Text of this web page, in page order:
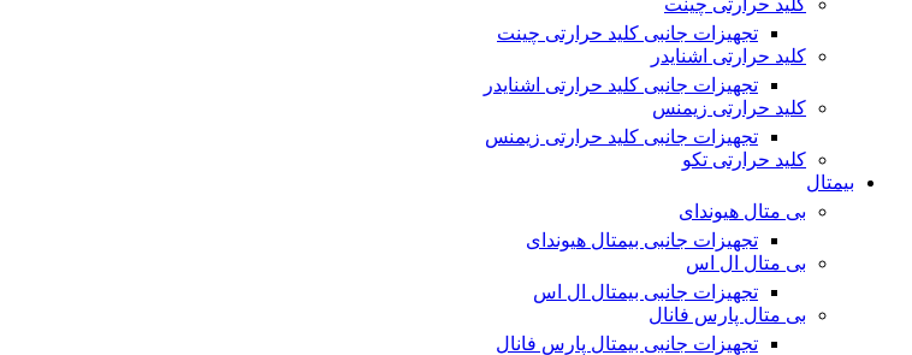
کلید حرارتی چینت
تجهیزات جانبی کلید حرارتی چینت
کلید حرارتی اشنایدر
تجهیزات جانبی کلید حرارتی اشنایدر
کلید حرارتی زیمنس
تجهیزات جانبی کلید حرارتی زیمنس
کلید حرارتی تکو
بیمتال
بی متال هیوندای
تجهیزات جانبی بیمتال هیوندای
بی متال ال اس
تجهیزات جانبی بیمتال ال اس
بی متال پارس فانال
تجهیزات جانبی بیمتال پارس فانال